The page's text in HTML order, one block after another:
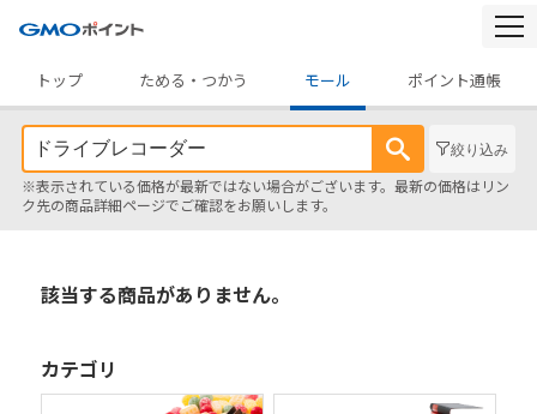
トップ
ためる・つかう モール ポイント通帳
絞り込み
※表示されている価格が最新ではない場合がございます。最新の価格はリン
ク先の商品詳細ページでご確認をお願いします。
該当する商品がありません。
カテゴリ